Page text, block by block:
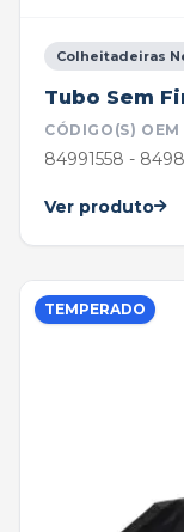
Colheitadeiras
Tubo Sem
CÓDIGO(S) OEM
84991558 -
Ver produto
TEMPERADO